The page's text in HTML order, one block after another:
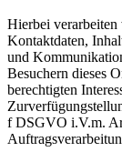
Hierbei verarbeiten
Kontaktdaten,
und
Besuchern dieses
berechtigten
f DSGVO i.V.m.